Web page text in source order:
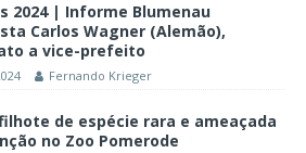
2024 | Informe Blumenau
Carlos Wagner (Alemão),
a vice-prefeito
Fernando Krieger
de espécie rara e ameaçada
no Zoo Pomerode